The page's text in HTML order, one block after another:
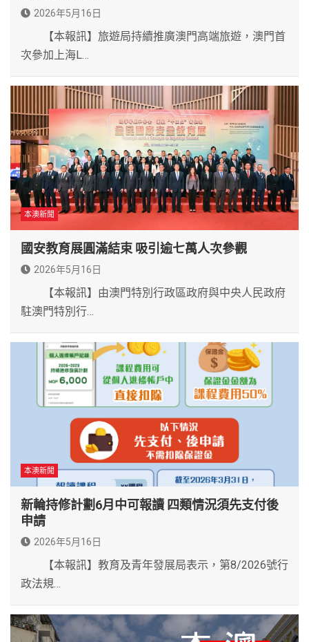
2026年5月16日
【本報訊】旅遊局持續推廣澳門高端旅遊，澳門首
次參加上海L…
本澳新聞
國安教育展圓滿結束 吸引逾七萬人次參觀
2026年5月16日
【本報訊】由澳門特別行政區政府與中央人民政府
駐澳門特別行…
本澳新聞
新輪持修計劃6月中可報讀 四類情況須先支付後
申請
2026年5月16日
【本報訊】教育及青年發展局表示，第8/2026號行
政法規…